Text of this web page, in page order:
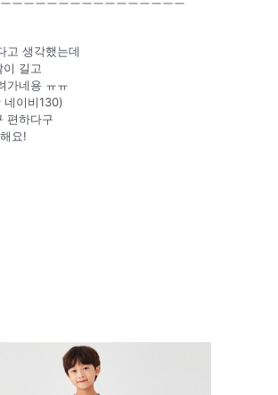
고 생각했는데
길고
가네용 ㅠㅠ
네이비130)
편하다구
요!